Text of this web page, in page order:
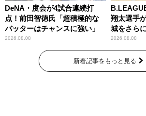
DeNA・度会が4試合連続打
点！前田智徳氏「超積極的な
バッターはチャンスに強い」
2026.08.08
翔太選手
城をさら
いです」
2026.08.08
新着記事をもっと見る